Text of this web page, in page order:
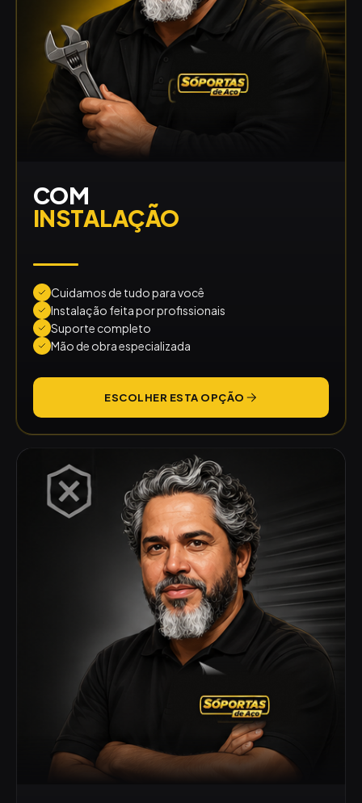
COM
INSTALAÇÃO
Cuidamos de tudo para você
Instalação feita por profissionais
Suporte completo
Mão de obra especializada
ESCOLHER ESTA OPÇÃO